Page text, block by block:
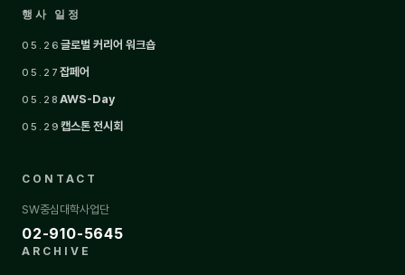
행사 일정
05.26 글로벌 커리어 워크숍
05.27 잡페어
05.28 AWS-Day
05.29 캡스톤 전시회
CONTACT
SW중심대학사업단
02-910-5645
ARCHIVE